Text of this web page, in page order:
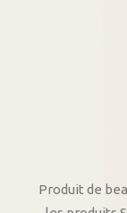
Produit de